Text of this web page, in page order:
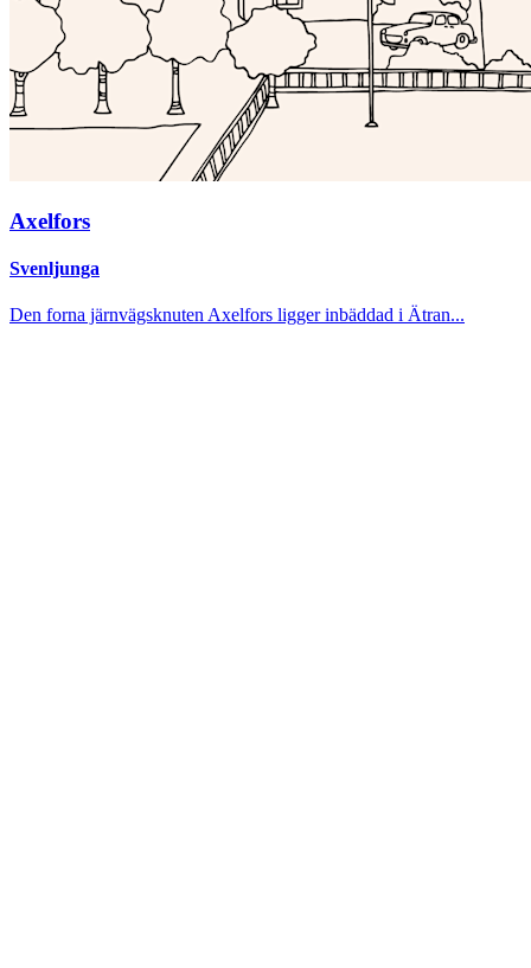
Axelfors
Svenljunga
Den forna järnvägsknuten Axelfors ligger inbäddad i Ätran...